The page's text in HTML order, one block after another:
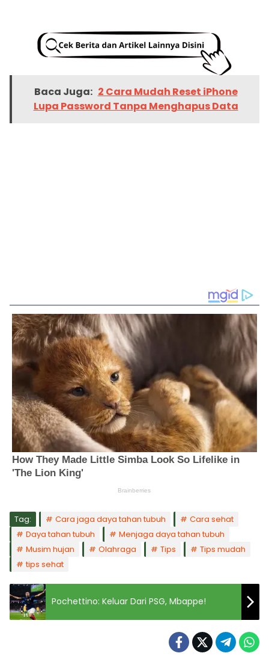
Baca Juga: 2 Cara Mudah Reset iPhone
Lupa Password Tanpa Menghapus Data
Tag: Cara jaga daya tahan tubuh
Cara sehat
Daya tahan tubuh
Menjaga daya tahan tubuh
Musim hujan
Olahraga Tips
Tips mudah
tips sehat
Pochettino: Keluar Dari PSG, Mbappe!